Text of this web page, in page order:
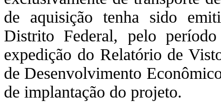
de aquisição tenha sido
Distrito Federal, pelo
expedição do Relatório de
de Desenvolvimento
de implantação do projeto.